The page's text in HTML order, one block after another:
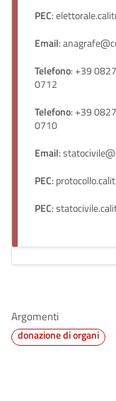
PEC:
Email:
Telefono: +39
0712
Telefono: +39
0710
Email:
PEC:
PEC:
Argomenti
donazione di organi